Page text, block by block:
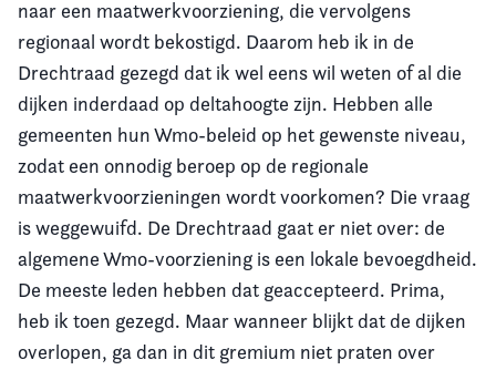
naar een maatwerkvoorziening, die vervolgens
regionaal wordt bekostigd. Daarom heb ik in de
Drechtraad gezegd dat ik wel eens wil weten of al die
dijken inderdaad op deltahoogte zijn. Hebben alle
gemeenten hun Wmo-beleid op het gewenste niveau,
zodat een onnodig beroep op de regionale
maatwerkvoorzieningen wordt voorkomen? Die vraag
is weggewuifd. De Drechtraad gaat er niet over: de
algemene Wmo-voorziening is een lokale bevoegdheid.
De meeste leden hebben dat geaccepteerd. Prima,
heb ik toen gezegd. Maar wanneer blijkt dat de dijken
overlopen, ga dan in dit gremium niet praten over